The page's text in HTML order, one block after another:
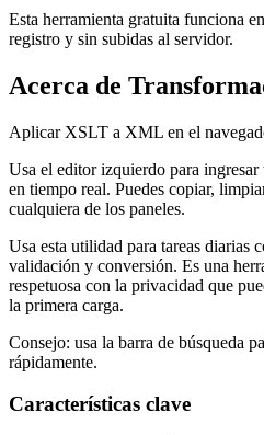
Esta herramienta gratuita funciona
registro y sin subidas al servidor.
Acerca de
Aplicar XSLT a XML en el
Usa el editor izquierdo para ingresar
en tiempo real. Puedes copiar,
cualquiera de los paneles.
Usa esta utilidad para tareas diarias
validación y conversión. Es una
respetuosa con la privacidad que
la primera carga.
Consejo: usa la barra de búsqueda
rápidamente.
Características clave